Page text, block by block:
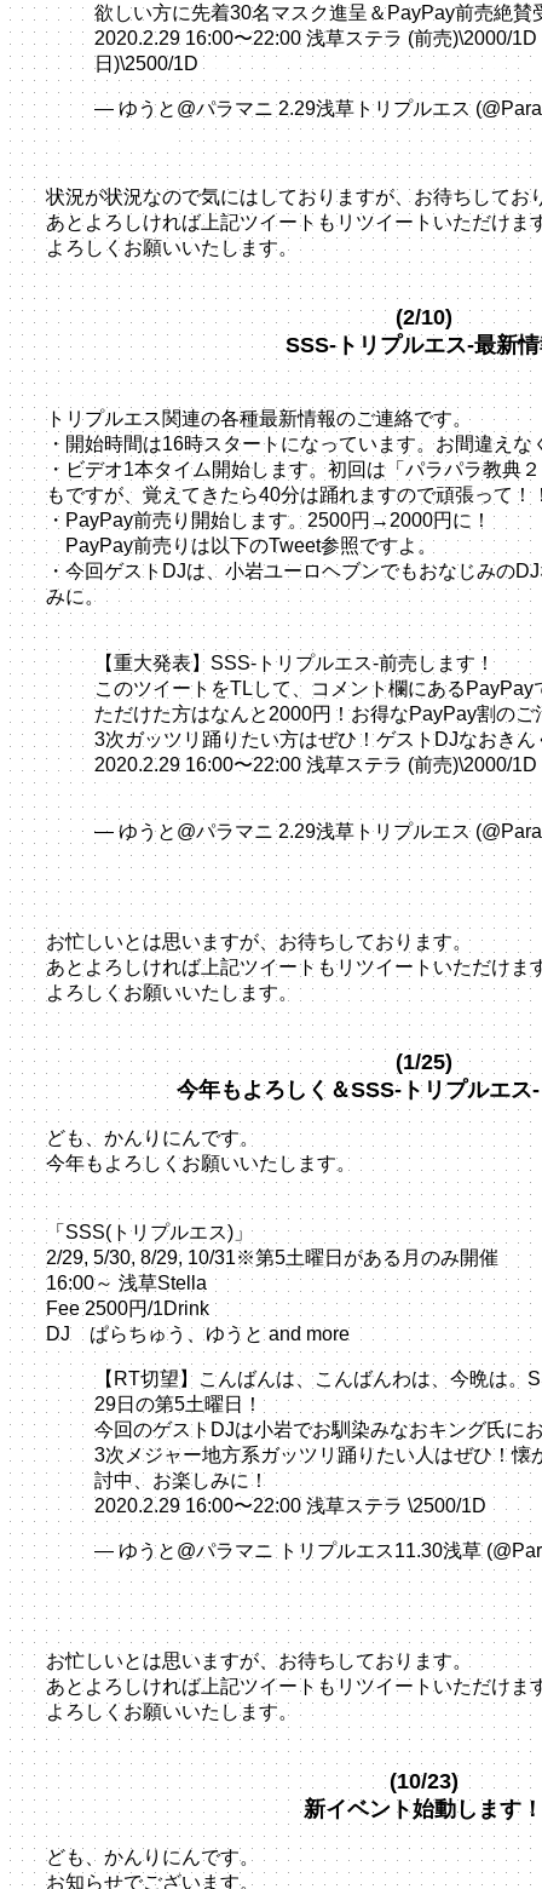
欲しい方に先着30名マスク進呈＆PayPay前売絶賛
2020.2.29 16:00〜22:00 浅草ステラ (前売)\2000/1D
日)\2500/1D https://t.co/bOmTEIqO9m
— ゆうと@パラマニ 2.29浅草トリプルエス
23, 2020
状況が状況なので気にはしておりますが、お待ちしてお
あとよろしければ上記ツイートもリツイートいただけま
よろしくお願いいたします。
(2/10)
SSS-トリプルエス-最新
告知サイト
トリプルエス関連の各種最新情報のご連絡です。
・ 開始時間は16時スタート になっています。お間違えな
・ビデオ1本タイム開始します。初回は「パラパラ教典
もですが、覚えてきたら40分は踊れますので頑張って！
・PayPay前売り開始します。2500円→2000円に！
PayPay前売りは以下のTweet参照ですよ。
・今回ゲストDJは、小岩ユーロヘブンでもおなじみの
みに。
【重大発表】SSS-トリプルエス-前売します！
このツイートをTLして、コメント欄にあるPayPay
ただけた方はなんと2000円！お得なPayPay割のご
3次ガッツリ踊りたい方はぜひ！ゲストDJなおきん
2020.2.29 16:00〜22:00 浅草ステラ (前売)\2000/
pic.twitter.com/RtwtXuFa2n
— ゆうと@パラマニ 2.29浅草トリプルエス
2020
お忙しいとは思いますが、お待ちしております。
あとよろしければ上記ツイートもリツイートいただけま
よろしくお願いいたします。
(1/25)
今年もよろしく＆SSS-トリプルエス
ども、かんりにんです。
今年もよろしくお願いいたします。
「SSS(トリプルエス)」
2/29, 5/30, 8/29, 10/31※第5土曜日がある月のみ開催
16:00～ 浅草Stella
Fee 2500円/1Drink
DJ ぱらちゅう、ゆうと and more
【RT切望】こんばんは、こんばんわは、今晩は。
29日の第5土曜日！
今回のゲストDJは小岩でお馴染みなおキング氏に
3次メジャー地方系ガッツリ踊りたい人はぜひ！懐
討中、お楽しみに！
2020.2.29 16:00〜22:00 浅草ステラ \2500/1D
— ゆうと@パラマニ トリプルエス11.30浅草
2020
お忙しいとは思いますが、お待ちしております。
あとよろしければ上記ツイートもリツイートいただけま
よろしくお願いいたします。
(10/23)
新イベント始動します！
ども、かんりにんです。
お知らせでございます。